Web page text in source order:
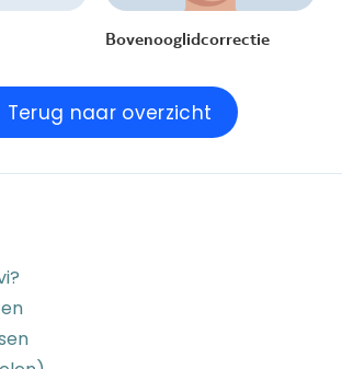
Bovenooglidcorrectie
Terug naar overzicht